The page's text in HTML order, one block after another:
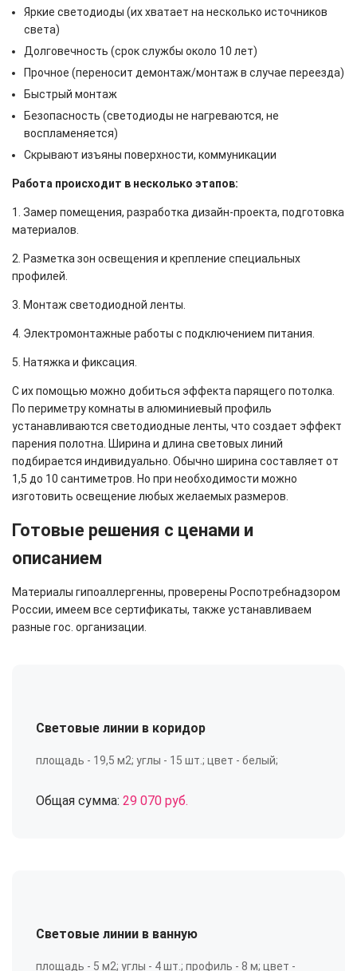
Яркие светодиоды (их хватает на несколько источников
света)
Долговечность (срок службы около 10 лет)
Прочное (переносит демонтаж/монтаж в случае переезда)
Быстрый монтаж
Безопасность (светодиоды не нагреваются, не
воспламеняется)
Скрывают изъяны поверхности, коммуникации
Работа происходит в несколько этапов:
1. Замер помещения, разработка дизайн-проекта, подготовка
материалов.
2. Разметка зон освещения и крепление специальных
профилей.
3. Монтаж светодиодной ленты.
4. Электромонтажные работы с подключением питания.
5. Натяжка и фиксация.
С их помощью можно добиться эффекта парящего потолка.
По периметру комнаты в алюминиевый профиль
устанавливаются светодиодные ленты, что создает эффект
парения полотна. Ширина и длина световых линий
подбирается индивидуально. Обычно ширина составляет от
1,5 до 10 сантиметров. Но при необходимости можно
изготовить освещение любых желаемых размеров.
Готовые решения с ценами и
описанием
Материалы гипоаллергенны, проверены Роспотребнадзором
России, имеем все сертификаты, также устанавливаем
разные гос. организации.
Световые линии в коридор
площадь - 19,5 м2; углы - 15 шт.; цвет - белый;
Общая сумма: 29 070 руб.
Световые линии в ванную
площадь - 5 м2; углы - 4 шт.; профиль - 8 м; цвет -